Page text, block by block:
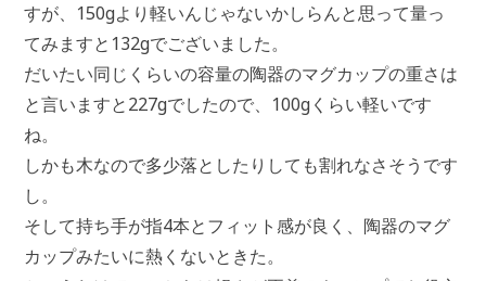
すが、150gより軽いんじゃないかしらんと思って量っ
てみますと132gでございました。
だいたい同じくらいの容量の陶器のマグカップの重さは
と言いますと227gでしたので、100gくらい軽いです
ね。
しかも木なので多少落としたりしても割れなさそうです
し。
そして持ち手が指4本とフィット感が良く、陶器のマグ
カップみたいに熱くないときた。